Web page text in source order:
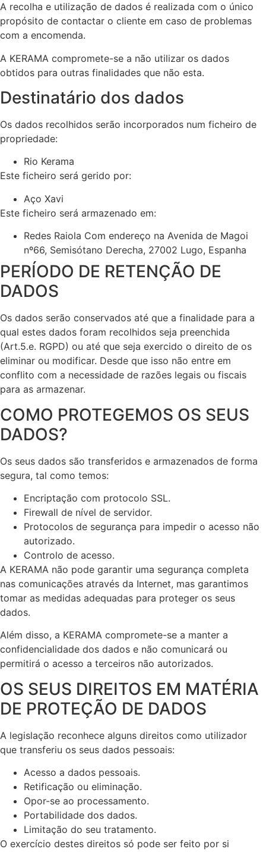
A recolha e utilização de dados é realizada com o único
propósito de contactar o cliente em caso de problemas
com a encomenda.
A KERAMA compromete-se a não utilizar os dados
obtidos para outras finalidades que não esta.
Destinatário dos dados
Os dados recolhidos serão incorporados num ficheiro de
propriedade:
Rio Kerama
Este ficheiro será gerido por:
Aço Xavi
Este ficheiro será armazenado em:
Redes Raiola Com endereço na Avenida de Magoi
nº66, Semisótano Derecha, 27002 Lugo, Espanha
PERÍODO DE RETENÇÃO DE
DADOS
Os dados serão conservados até que a finalidade para a
qual estes dados foram recolhidos seja preenchida
(Art.5.e. RGPD) ou até que seja exercido o direito de os
eliminar ou modificar. Desde que isso não entre em
conflito com a necessidade de razões legais ou fiscais
para as armazenar.
COMO PROTEGEMOS OS SEUS
DADOS?
Os seus dados são transferidos e armazenados de forma
segura, tal como temos:
Encriptação com protocolo SSL.
Firewall de nível de servidor.
Protocolos de segurança para impedir o acesso não
autorizado.
Controlo de acesso.
A KERAMA não pode garantir uma segurança completa
nas comunicações através da Internet, mas garantimos
tomar as medidas adequadas para proteger os seus
dados.
Além disso, a KERAMA compromete-se a manter a
confidencialidade dos dados e não comunicará ou
permitirá o acesso a terceiros não autorizados.
OS SEUS DIREITOS EM MATÉRIA
DE PROTEÇÃO DE DADOS
A legislação reconhece alguns direitos como utilizador
que transferiu os seus dados pessoais:
Acesso a dados pessoais.
Retificação ou eliminação.
Opor-se ao processamento.
Portabilidade dos dados.
Limitação do seu tratamento.
O exercício destes direitos só pode ser feito por si